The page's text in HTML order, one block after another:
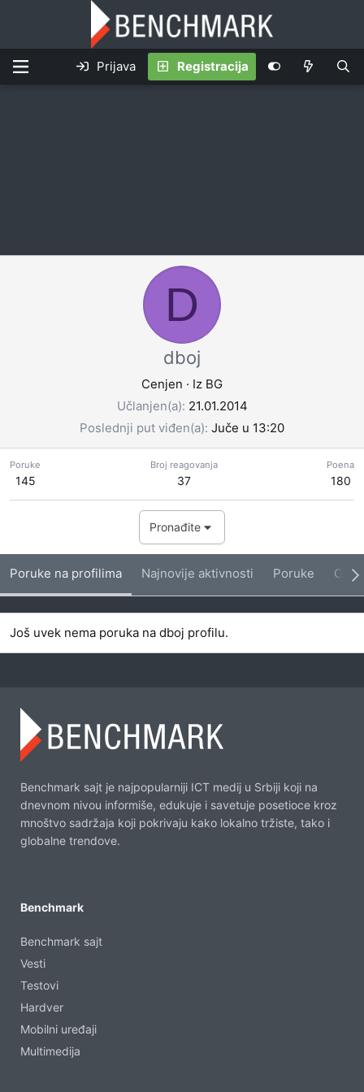
Prijava Registracija
D
dboj
Cenjen · Iz BG
Učlanjen(a) 21.01.2014
Poslednji put viđen(a) Juče u 13:20
Poruke
145
Broj reagovanja
37
Poena
180
Pronađite
Poruke na profilima Najnovije aktivnosti Poruke O
Još uvek nema poruka na dboj profilu.
Benchmark sajt je najpopularniji ICT medij u Srbiji koji na
dnevnom nivou informiše, edukuje i savetuje posetioce kroz
mnoštvo sadržaja koji pokrivaju kako lokalno tržiste, tako i
globalne trendove.
Benchmark
Benchmark sajt
Vesti
Testovi
Hardver
Mobilni uređaji
Multimedija